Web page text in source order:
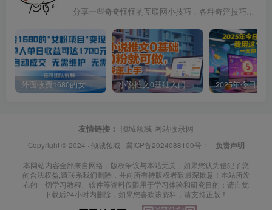
分享一些奇奇怪怪的互联网小技巧，各种奇淫技巧都在本站。
外面收费1680的女粉项目变现，单人单日收益可达1.7k，全自动成交无需维护 小说推文0基础入门教程，0粉就可做，快速上手
友情链接： 倾城领域 网站收录网
Copyright © 2024 · 倾城领域· 冀ICP备2024088100号-1 · 负责声明
本网站内容全部来自网络，版权争议与本站无关，如果您认为侵犯了您
的合法权益,请联系我们删除，并向所有持版权者致最深歉意！本站所发
布的一切学习教程、软件等资料仅限用于学习体验和研究目的；请自觉
下载后24小时内删除，如果您喜欢该资料，请支持正版！